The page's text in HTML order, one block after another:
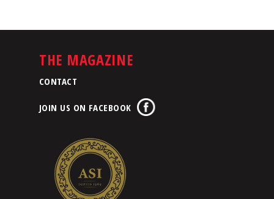
THE MAGAZINE
CONTACT
JOIN US ON FACEBOOK